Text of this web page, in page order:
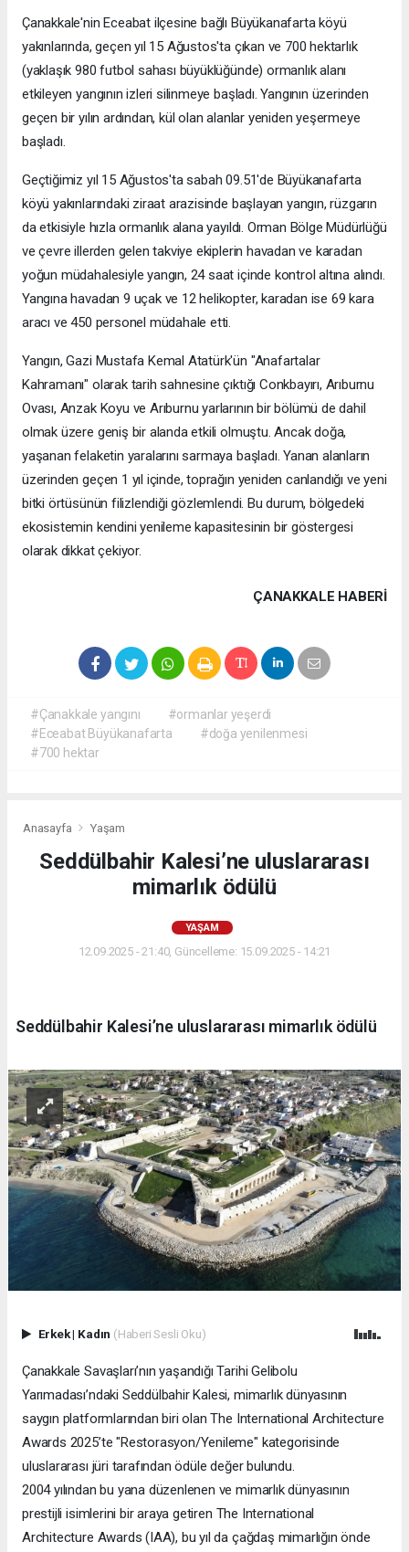
Çanakkale'nin Eceabat ilçesine bağlı Büyükanafarta köyü
yakınlarında, geçen yıl 15 Ağustos'ta çıkan ve 700 hektarlık
(yaklaşık 980 futbol sahası büyüklüğünde) ormanlık alanı
etkileyen yangının izleri silinmeye başladı. Yangının üzerinden
geçen bir yılın ardından, kül olan alanlar yeniden yeşermeye
başladı.
Geçtiğimiz yıl 15 Ağustos'ta sabah 09.51'de Büyükanafarta
köyü yakınlarındaki ziraat arazisinde başlayan yangın, rüzgarın
da etkisiyle hızla ormanlık alana yayıldı. Orman Bölge Müdürlüğü
ve çevre illerden gelen takviye ekiplerin havadan ve karadan
yoğun müdahalesiyle yangın, 24 saat içinde kontrol altına alındı.
Yangına havadan 9 uçak ve 12 helikopter, karadan ise 69 kara
aracı ve 450 personel müdahale etti.
Yangın, Gazi Mustafa Kemal Atatürk'ün "Anafartalar
Kahramanı" olarak tarih sahnesine çıktığı Conkbayırı, Arıburnu
Ovası, Anzak Koyu ve Arıburnu yarlarının bir bölümü de dahil
olmak üzere geniş bir alanda etkili olmuştu. Ancak doğa,
yaşanan felaketin yaralarını sarmaya başladı. Yanan alanların
üzerinden geçen 1 yıl içinde, toprağın yeniden canlandığı ve yeni
bitki örtüsünün filizlendiği gözlemlendi. Bu durum, bölgedeki
ekosistemin kendini yenileme kapasitesinin bir göstergesi
olarak dikkat çekiyor.
ÇANAKKALE HABERİ
#Çanakkale yangını
#ormanlar yeşerdi
#Eceabat Büyükanafarta
#doğa yenilenmesi
#700 hektar
Anasayfa Yaşam
Seddülbahir Kalesi’ne uluslararası
mimarlık ödülü
YAŞAM
12.09.2025 - 21:40, Güncelleme: 15.09.2025 - 14:21
Seddülbahir Kalesi’ne uluslararası mimarlık ödülü
Erkek| Kadın (Haberi Sesli Oku)
Çanakkale Savaşları’nın yaşandığı Tarihi Gelibolu
Yarımadası’ndaki Seddülbahir Kalesi, mimarlık dünyasının
saygın platformlarından biri olan The International Architecture
Awards 2025’te "Restorasyon/Yenileme" kategorisinde
uluslararası jüri tarafından ödüle değer bulundu.
2004 yılından bu yana düzenlenen ve mimarlık dünyasının
prestijli isimlerini bir araya getiren The International
Architecture Awards (IAA), bu yıl da çağdaş mimarlığın önde